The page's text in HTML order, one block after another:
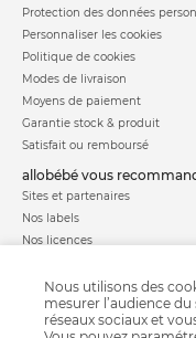
Protection des données
Personnaliser les cookies
Politique de cookies
Modes de livraison
Moyens de paiement
Garantie stock & produit
Satisfait ou remboursé
allobébé vous
Sites et partenaires
Nos labels
Nos licences
Nous utilisons des
mesurer l’audience
réseaux sociaux et